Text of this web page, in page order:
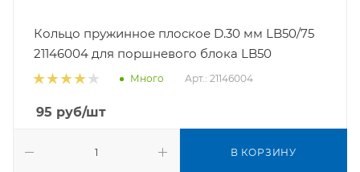
Кольцо пружинное плоское D.30 мм LB50/75
21146004 для поршневого блока LB50
Много Арт.: 21146004
95 руб/шт
В КОРЗИНУ